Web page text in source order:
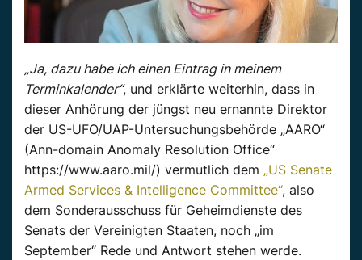
„Ja, dazu habe ich einen Eintrag in meinem
Terminkalender“, und erklärte weiterhin, dass in
dieser Anhörung der jüngst neu ernannte Direktor
der US-UFO/UAP-Untersuchungsbehörde „AARO“
(Ann-domain Anomaly Resolution Office“
https://www.aaro.mil/) vermutlich dem „US Senate
Armed Services & Intelligence Committee“, also
dem Sonderausschuss für Geheimdienste des
Senats der Vereinigten Staaten, noch „im
September“ Rede und Antwort stehen werde.